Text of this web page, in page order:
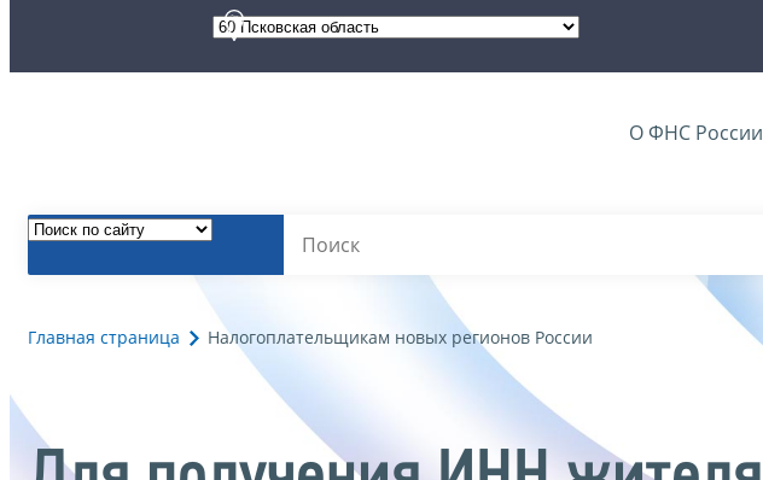
О ФНС России
Главная страница Налогоплательщикам новых регионов России